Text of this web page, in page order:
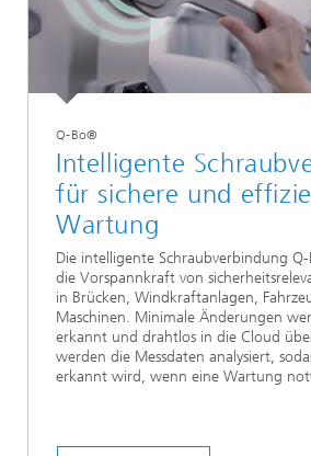
Q-Bo®
Intelligente
für sichere und
Wartung
Die intelligente Schraubverbindung
die Vorspannkraft von
in Brücken, Windkraftanlagen,
Maschinen. Minimale Änderungen
erkannt und drahtlos in die Cloud
werden die Messdaten analysiert,
erkannt wird, wenn eine Wartung